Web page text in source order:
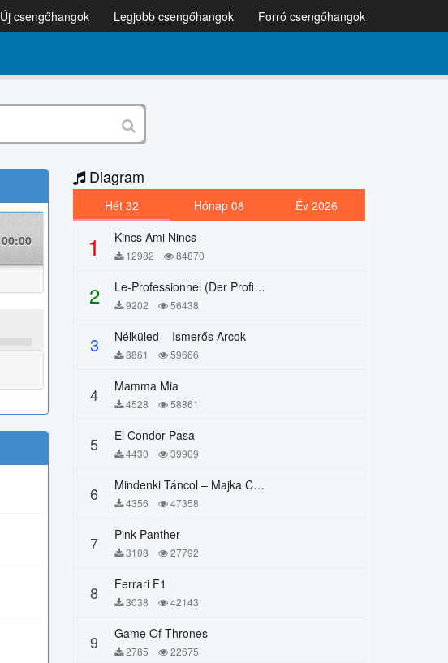
Új csengőhangok Legjobb csengőhangok Forró csengőhangok
00:00
Diagram
Hét 32 Hónap 08 Év 2026
1 Kincs Ami Nincs
12982 84870
2 Le-Professionnel (Der Profi) – Chi Mai
9202 56438
3 Nélküled – Ismerős Arcok
8861 59666
4 Mamma Mia
4528 58861
5 El Condor Pasa
4430 39909
6 Mindenki Táncol – Majka Curtis, Péter Majoros
4356 47358
7 Pink Panther
3108 27792
8 Ferrari F1
3038 42143
9 Game Of Thrones
2785 22675